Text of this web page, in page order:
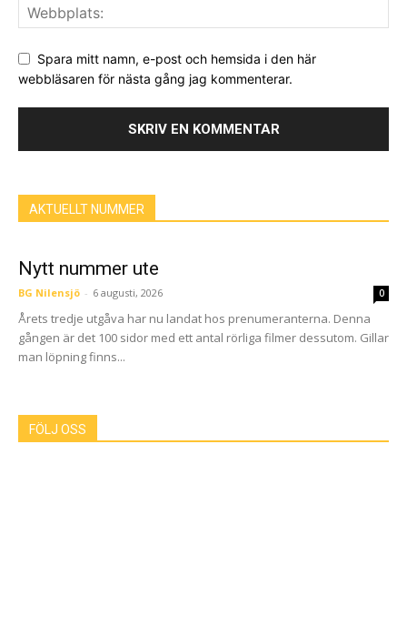
Spara mitt namn, e-post och hemsida i den här
webbläsaren för nästa gång jag kommenterar.
AKTUELLT NUMMER
Nytt nummer ute
BG Nilensjö - 6 augusti, 2026 0
Årets tredje utgåva har nu landat hos prenumeranterna. Denna
gången är det 100 sidor med ett antal rörliga filmer dessutom. Gillar
man löpning finns...
FÖLJ OSS